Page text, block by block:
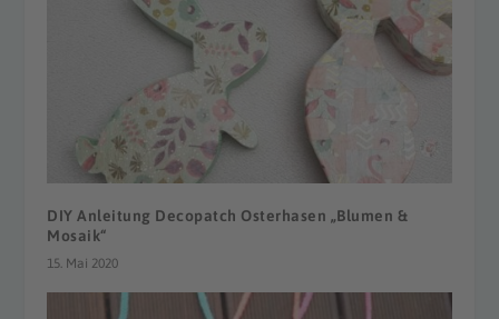
DIY Anleitung Decopatch Osterhasen „Blumen &
Mosaik“
15. Mai 2020